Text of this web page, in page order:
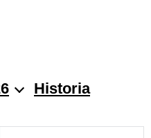
Historia